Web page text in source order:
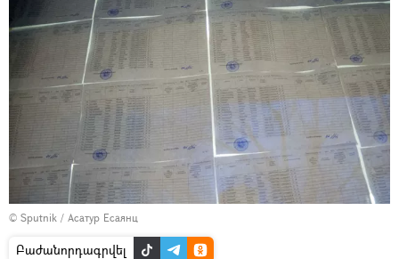
© Sputnik / Асатур Есаянц
Բաժանորդագրվել